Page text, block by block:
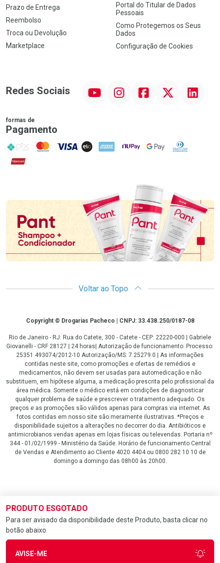
PRODUTO ESGOTADO
Para ser avisado da disponibilidade deste Produto, basta clicar no
botão abaixo.
AVISE-ME
Prazo de Entrega
Reembolso
Troca ou Devolução
Marketplace
Portal do Titular de Dados
Pessoais
Como Protegemos os Seus
Dados
Configuração de Cookies
Redes Sociais InstagramFacebook Linkedin
formas de
Pagamento
PIX MasterCard
VISA ELO AMEX NuPay Google PayDiners Club
Hipercard
Promoção em Destaque
Voltar ao Topo
CopyrightCopyright © Drogarias Pacheco | CNPJ: 33.438.250/0187-08
Rio de Janeiro - RJ: Rua do Catete, 300 - Catete - CEP: 22220-000 | Gabriele
Giovanelli - CRF 28127 | 24 horas| Autorização de funcionamento: Processo:
25351.493074/2012-10 Autorização/MS: 7.25279.0 | As informações
contidas neste site, como promoções e ofertas de remédios e
medicamentos, não devem ser usadas para automedicação e não
substituem, em hipótese alguma, a medicação prescrita pelo profissional da
área médica. Somente o médico está em condições de diagnosticar
qualquer problema de saúde e prescrever o tratamento adequado. Os
preços e as promoções são válidos apenas para compras via internet. As
fotos contidas em nosso site são meramente ilustrativas. *Preços e
disponibilidade sujeitos a alterações no decorrer do dia. Antibióticos e
antimicrobianos vendas apenas em lojas físicas ou televendas. Portaria nº
344 - 01/02/1999 - Ministério da Saúde. Horário de funcionamento Central
de Vendas e Atendimento ao Cliente 4020 4404 ou 0800 282 10 10 de
domingo a domingo das 08h00 às 20h00.